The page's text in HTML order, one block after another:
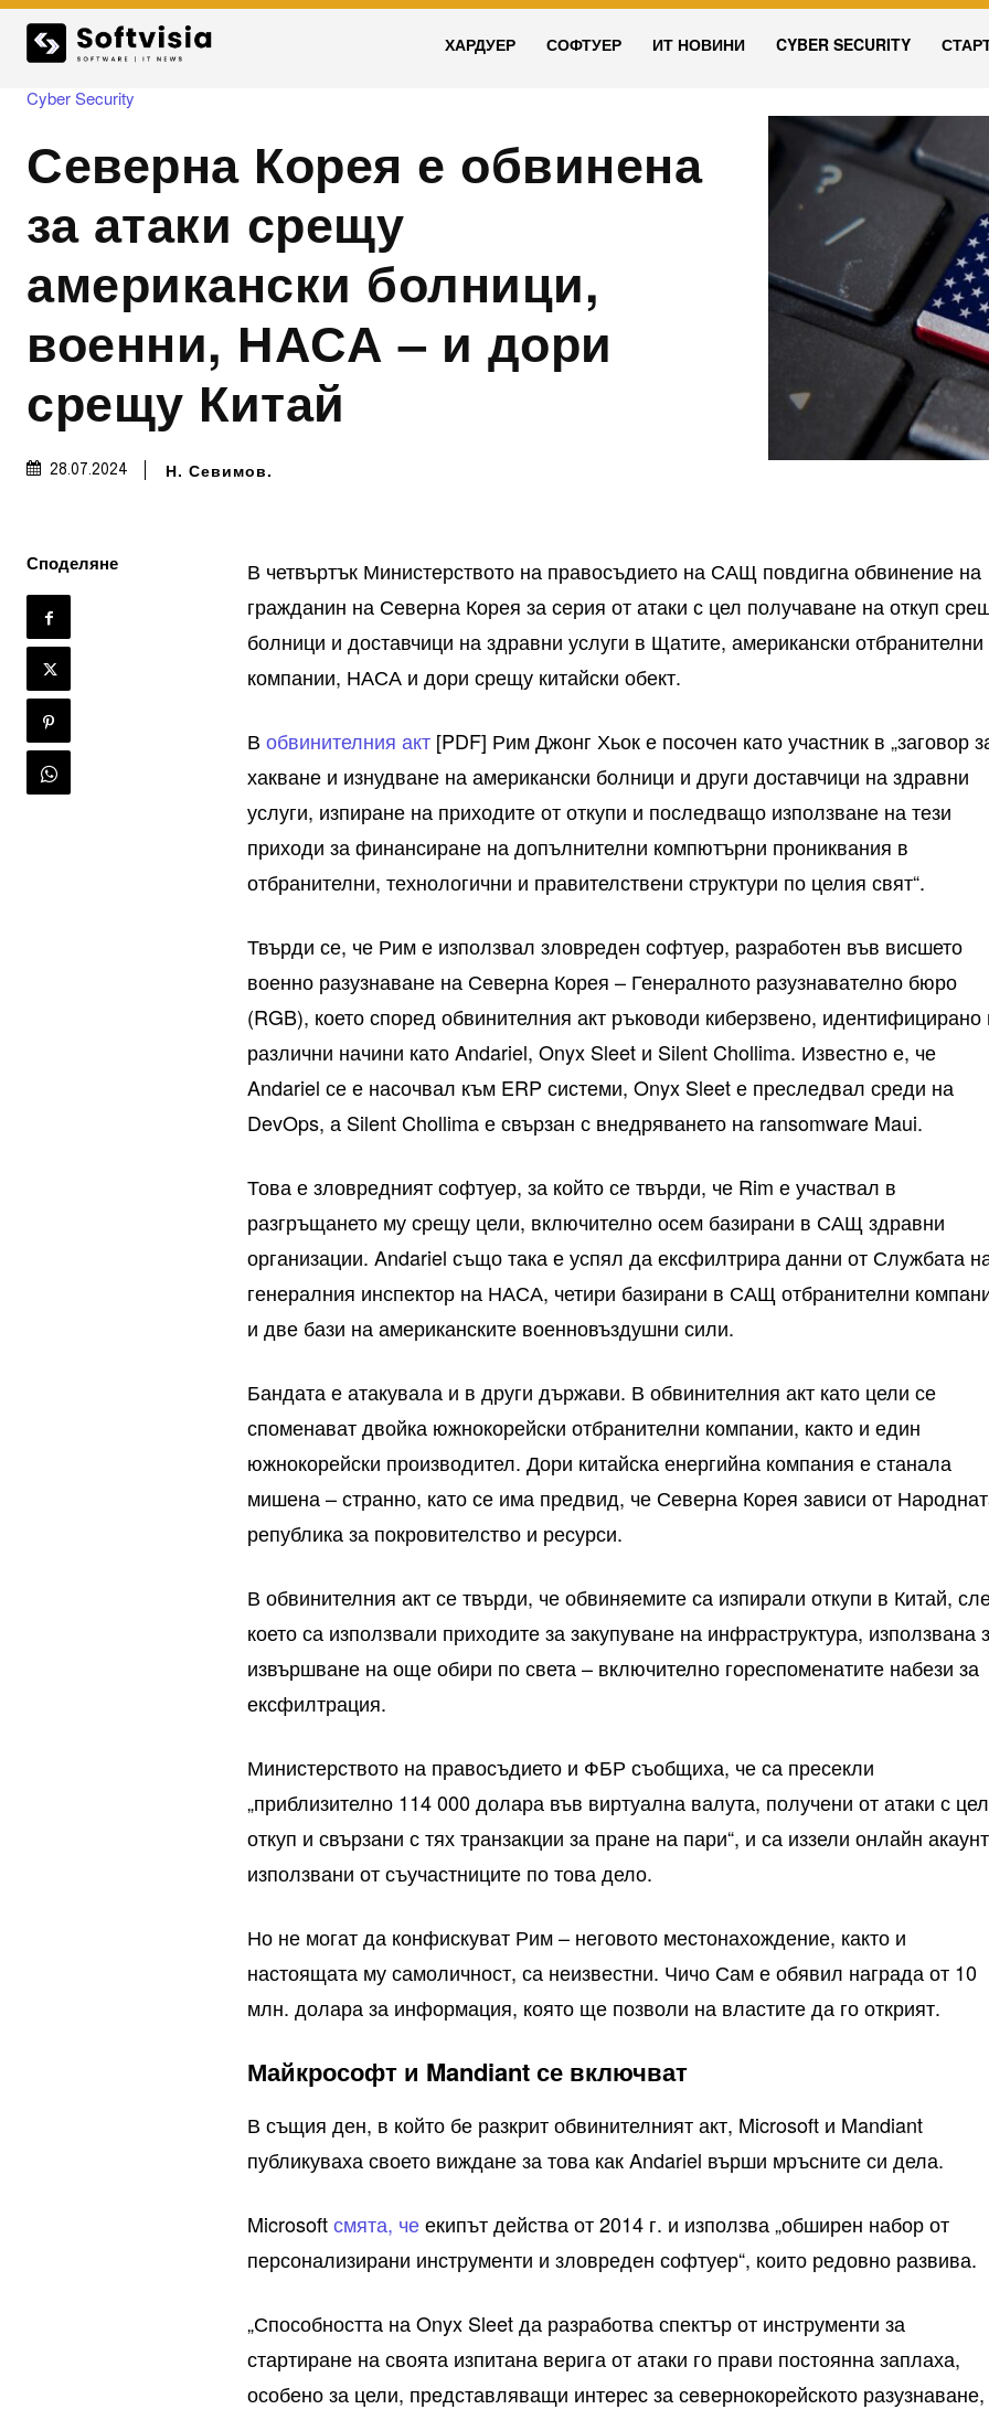
ХАРДУЕР СОФТУЕР ИТ НОВИНИ CYBER SECURITY
Cyber Security
Северна Корея е обвинена
за атаки срещу
американски болници,
военни, НАСА – и дори
срещу Китай
28.07.2024 Н. Севимов.
Споделяне
В четвъртък Министерството на правосъдието на САЩ повдигна обвинение на
гражданин на Северна Корея за серия от атаки с цел получаване на откуп
болници и доставчици на здравни услуги в Щатите, американски отбранителни
компании, НАСА и дори срещу китайски обект.
Вобвинителния акт [PDF] Рим Джонг Хьок е посочен като участник в „заговор
хакване и изнудване на американски болници и други доставчици на здравни
услуги, изпиране на приходите от откупи и последващо използване на тези
приходи за финансиране на допълнителни компютърни прониквания в
отбранителни, технологични и правителствени структури по целия свят“.
Твърди се, че Рим е използвал зловреден софтуер, разработен във висшето
военно разузнаване на Северна Корея – Генералното разузнавателно бюро
(RGB), което според обвинителния акт ръководи киберзвено, идентифицирано
различни начини като Andariel, Onyx Sleet и Silent Chollima. Известно е, че
Andariel се е насочвал към ERP системи, Onyx Sleet е преследвал среди на
DevOps, а Silent Chollima е свързан с внедряването на ransomware Maui.
Това е зловредният софтуер, за който се твърди, че Rim е участвал в
разгръщането му срещу цели, включително осем базирани в САЩ здравни
организации. Andariel също така е успял да ексфилтрира данни от Службата
генералния инспектор на НАСА, четири базирани в САЩ отбранителни
и две бази на американските военновъздушни сили.
Бандата е атакувала и в други държави. В обвинителния акт като цели се
споменават двойка южнокорейски отбранителни компании, както и един
южнокорейски производител. Дори китайска енергийна компания е станала
мишена – странно, като се има предвид, че Северна Корея зависи от
република за покровителство и ресурси.
В обвинителния акт се твърди, че обвиняемите са изпирали откупи в Китай,
което са използвали приходите за закупуване на инфраструктура, използвана
извършване на още обири по света – включително гореспоменатите набези за
ексфилтрация.
Министерството на правосъдието и ФБР съобщиха, че са пресекли
„приблизително 114 000 долара във виртуална валута, получени от атаки с цел
откуп и свързани с тях транзакции за пране на пари“, и са иззели онлайн
използвани от съучастниците по това дело.
Но не могат да конфискуват Рим – неговото местонахождение, както и
настоящата му самоличност, са неизвестни. Чичо Сам е обявил награда от 10
млн. долара за информация, която ще позволи на властите да го открият.
Майкрософт и Mandiant се включват
В същия ден, в който бе разкрит обвинителният акт, Microsoft и Mandiant
публикуваха своето виждане за това как Andariel върши мръсните си дела.
Microsoftсмята, чеекипът действа от 2014 г. и използва „обширен набор от
персонализирани инструменти и зловреден софтуер“, които редовно развива.
„Способността на Onyx Sleet да разработва спектър от инструменти за
стартиране на своята изпитана верига от атаки го прави постоянна заплаха,
особено за цели, представляващи интерес за севернокорейското разузнаване,